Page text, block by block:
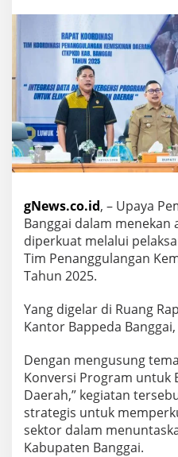
gNews.co.id, – Upaya
Banggai dalam menekan
diperkuat melalui
Tim Penanggulangan
Tahun 2025.
Yang digelar di Ruang
Kantor Bappeda
Dengan mengusung
Konversi Program untuk
Daerah,” kegiatan
strategis untuk
sektor dalam
Kabupaten Banggai.